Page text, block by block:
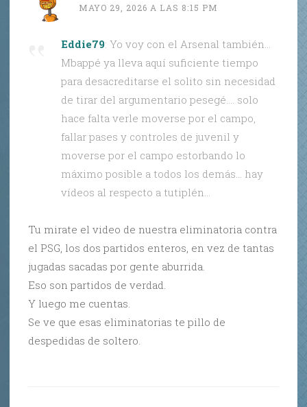
MAYO 29, 2026 A LAS 8:15 PM
Eddie79: Yo voy con el Arsenal también…
Mbappé ya lleva aquí suficiente tiempo
para desacreditarse el solito sin necesidad
de tirar del argumentario pesegé…. solo
hace falta verle moverse por el campo,
fallar pases y controles de juvenil y
moverse por el campo estorbando lo
máximo posible a todos los demás… hay
vídeos al respecto a tutiplén…
Tu mirate el video de nuestra eliminatoria contra
el PSG, los dos partidos enteros, en vez de tantas
jugadas sacadas por gente aburrida.
Eso son partidos de verdad.
Y luego me cuentas.
Se ve que esas eliminatorias te pillo de
despedidas de soltero.